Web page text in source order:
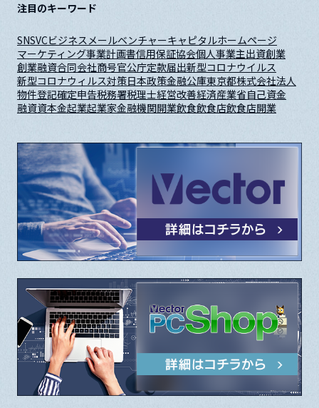
注目のキーワード
SNSVCビジネスメールベンチャーキャピタルホームページ
マーケティング事業計画書信用保証協会個人事業主出資創業
創業融資合同会社商号官公庁定款届出新型コロナウイルス
新型コロナウィルス対策日本政策金融公庫東京都株式会社法人
物件登記確定申告税務署税理士経営改善経済産業省自己資金
融資資本金起業起業家金融機関開業飲食飲食店飲食店開業